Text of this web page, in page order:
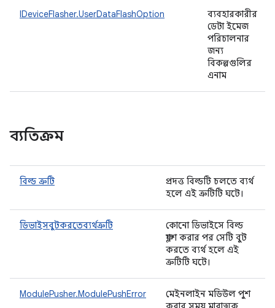
IDeviceFlasher.UserDataFlashOption
ব্যবহারকারীর
ডেটা ইমেজ
পরিচালনার
জন্য
বিকল্পগুলির
এনাম
ব্যতিক্রম
বিল্ড ত্রুটি
প্রদত্ত বিল্ডটি চলতে ব্যর্থ
হলে এই ত্রুটিটি ঘটে।
ডিভাইসবুটকরতেব্যর্থত্রুটি
কোনো ডিভাইসে বিল্ড
ফ্ল্যাশ করার পর সেটি বুট
করতে ব্যর্থ হলে এই
ত্রুটিটি ঘটে।
ModulePusher.ModulePushError
মেইনলাইন মডিউল পুশ